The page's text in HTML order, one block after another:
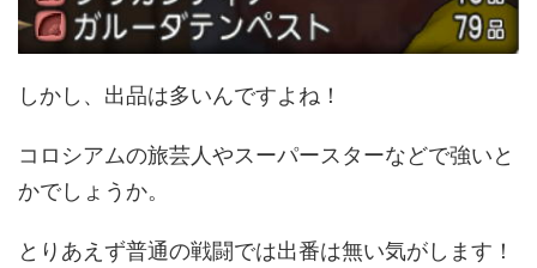
しかし、出品は多いんですよね！
コロシアムの旅芸人やスーパースターなどで強いと
かでしょうか。
とりあえず普通の戦闘では出番は無い気がします！